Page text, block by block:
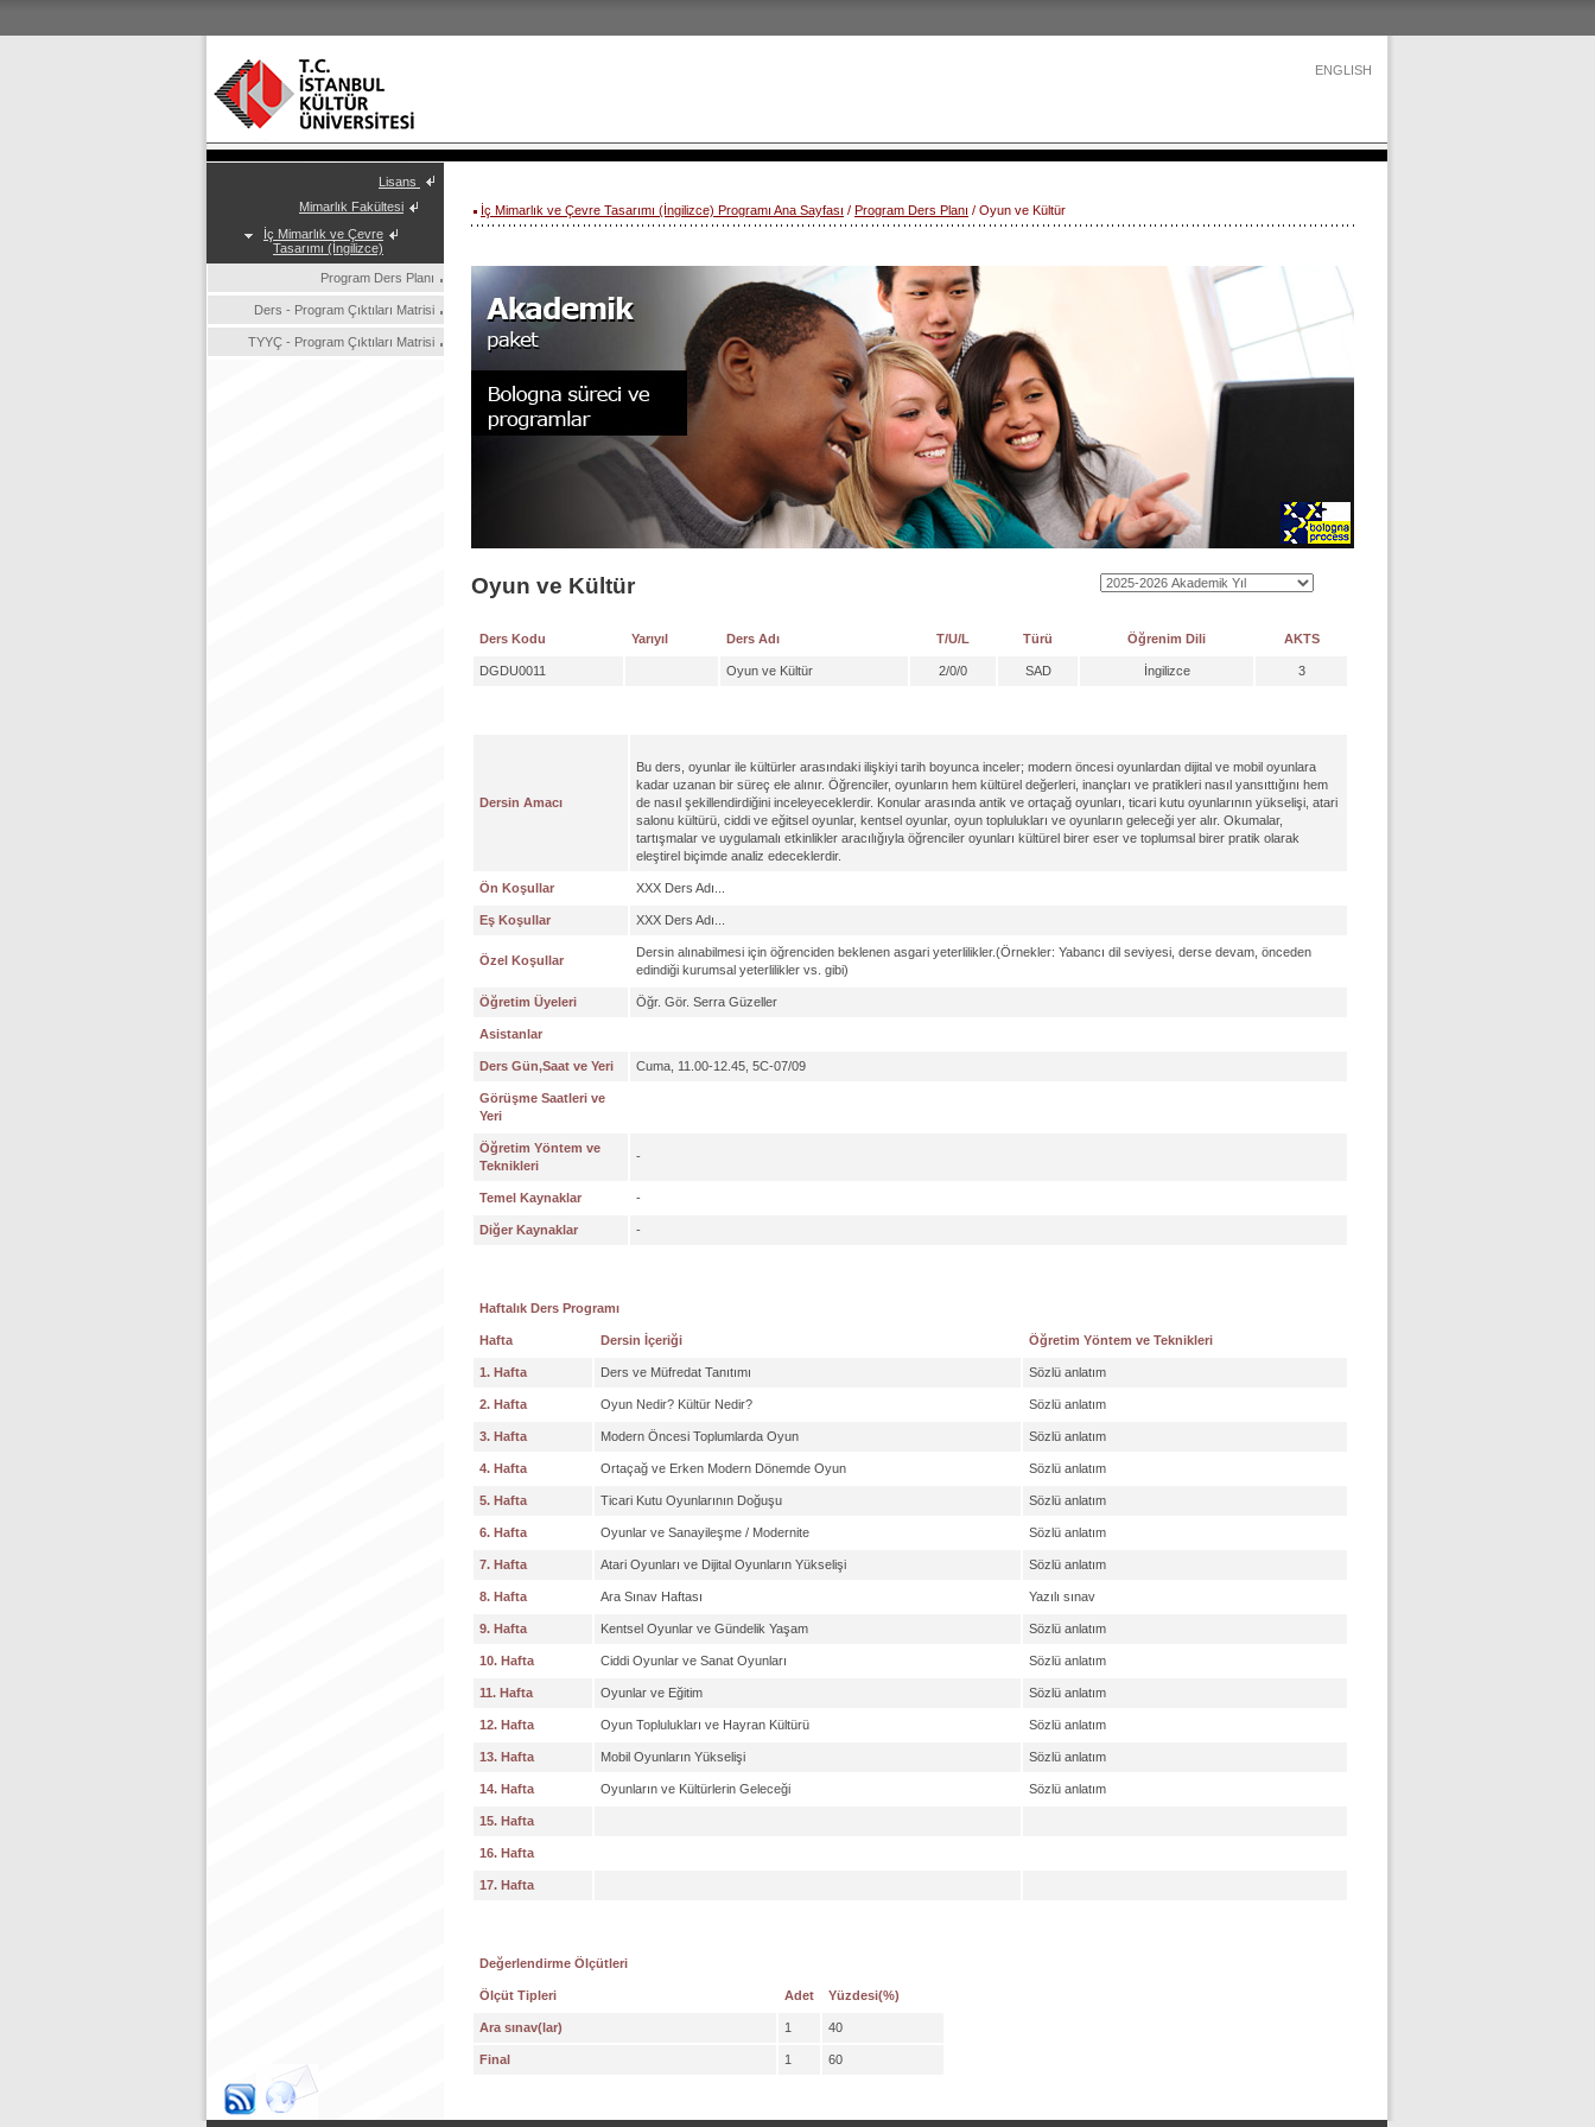
ENGLISH
Lisans
Mimarlık Fakültesi
İç Mimarlık ve Çevre
Tasarımı (İngilizce)
Program Ders Planı
Ders - Program Çıktıları Matrisi
TYYÇ - Program Çıktıları Matrisi
İç Mimarlık ve Çevre Tasarımı (İngilizce) Programı Ana Sayfası / Program Ders Planı / Oyun ve Kültür
Oyun ve Kültür
Ders Kodu Yarıyıl Ders Adı T/U/L Türü Öğrenim Dili AKTS
DGDU0011 Oyun ve Kültür 2/0/0 SAD İngilizce 3
Dersin Amacı
Bu ders, oyunlar ile kültürler arasındaki ilişkiyi tarih boyunca inceler; modern öncesi oyunlardan dijital ve mobil oyunlara
kadar uzanan bir süreç ele alınır. Öğrenciler, oyunların hem kültürel değerleri, inançları ve pratikleri nasıl yansıttığını hem
de nasıl şekillendirdiğini inceleyeceklerdir. Konular arasında antik ve ortaçağ oyunları, ticari kutu oyunlarının yükselişi, atari
salonu kültürü, ciddi ve eğitsel oyunlar, kentsel oyunlar, oyun toplulukları ve oyunların geleceği yer alır. Okumalar,
tartışmalar ve uygulamalı etkinlikler aracılığıyla öğrenciler oyunları kültürel birer eser ve toplumsal birer pratik olarak
eleştirel biçimde analiz edeceklerdir.
Ön Koşullar XXX Ders Adı...
Eş Koşullar XXX Ders Adı...
Özel Koşullar
Dersin alınabilmesi için öğrenciden beklenen asgari yeterlilikler.(Örnekler: Yabancı dil seviyesi, derse devam, önceden
edindiği kurumsal yeterlilikler vs. gibi)
Öğretim Üyeleri Öğr. Gör. Serra Güzeller
Asistanlar
Ders Gün,Saat ve Yeri Cuma, 11.00-12.45, 5C-07/09
Görüşme Saatleri ve
Yeri
Öğretim Yöntem ve
Teknikleri
-
Temel Kaynaklar -
Diğer Kaynaklar -
Haftalık Ders Programı
Hafta Dersin İçeriği Öğretim Yöntem ve Teknikleri
1. Hafta Ders ve Müfredat Tanıtımı Sözlü anlatım
2. Hafta Oyun Nedir? Kültür Nedir? Sözlü anlatım
3. Hafta Modern Öncesi Toplumlarda Oyun Sözlü anlatım
4. Hafta Ortaçağ ve Erken Modern Dönemde Oyun Sözlü anlatım
5. Hafta Ticari Kutu Oyunlarının Doğuşu Sözlü anlatım
6. Hafta Oyunlar ve Sanayileşme / Modernite Sözlü anlatım
7. Hafta Atari Oyunları ve Dijital Oyunların Yükselişi Sözlü anlatım
8. Hafta Ara Sınav Haftası Yazılı sınav
9. Hafta Kentsel Oyunlar ve Gündelik Yaşam Sözlü anlatım
10. Hafta Ciddi Oyunlar ve Sanat Oyunları Sözlü anlatım
11. Hafta Oyunlar ve Eğitim Sözlü anlatım
12. Hafta Oyun Toplulukları ve Hayran Kültürü Sözlü anlatım
13. Hafta Mobil Oyunların Yükselişi Sözlü anlatım
14. Hafta Oyunların ve Kültürlerin Geleceği Sözlü anlatım
15. Hafta
16. Hafta
17. Hafta
Değerlendirme Ölçütleri
Ölçüt Tipleri Adet Yüzdesi(%)
Ara sınav(lar) 1 40
Final 1 60